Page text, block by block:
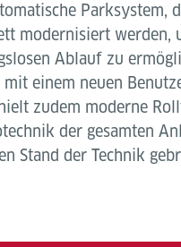
Parksystem,
modernisiert werden,
Ablauf zu
mit einem neuen
zudem moderne
der gesamten
Stand der Technik